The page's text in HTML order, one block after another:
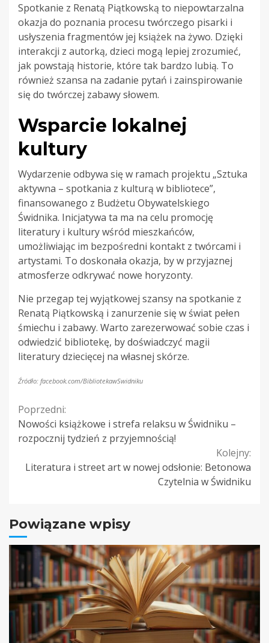
Spotkanie z Renatą Piątkowską to niepowtarzalna
okazja do poznania procesu twórczego pisarki i
usłyszenia fragmentów jej książek na żywo. Dzięki
interakcji z autorką, dzieci mogą lepiej zrozumieć,
jak powstają historie, które tak bardzo lubią. To
również szansa na zadanie pytań i zainspirowanie
się do twórczej zabawy słowem.
Wsparcie lokalnej
kultury
Wydarzenie odbywa się w ramach projektu „Sztuka
aktywna – spotkania z kulturą w bibliotece”,
finansowanego z Budżetu Obywatelskiego
Świdnika. Inicjatywa ta ma na celu promocję
literatury i kultury wśród mieszkańców,
umożliwiając im bezpośredni kontakt z twórcami i
artystami. To doskonała okazja, by w przyjaznej
atmosferze odkrywać nowe horyzonty.
Nie przegap tej wyjątkowej szansy na spotkanie z
Renatą Piątkowską i zanurzenie się w świat pełen
śmiechu i zabawy. Warto zarezerwować sobie czas i
odwiedzić bibliotekę, by doświadczyć magii
literatury dziecięcej na własnej skórze.
Źródło: facebook.com/BibliotekawSwidniku
Continue
Reading
Poprzedni:
Nowości książkowe i strefa relaksu w Świdniku –
rozpocznij tydzień z przyjemnością!
Kolejny:
Literatura i street art w nowej odsłonie: Betonowa
Czytelnia w Świdniku
Powiązane wpisy